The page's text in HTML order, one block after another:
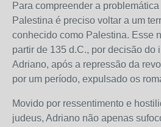
Para compreender a
Palestina é preciso voltar a um
conhecido como Palestina. Esse
partir de 135 d.C., por decisão do
Adriano, após a repressão da
por um período, expulsado os
Movido por ressentimento e
judeus, Adriano não apenas